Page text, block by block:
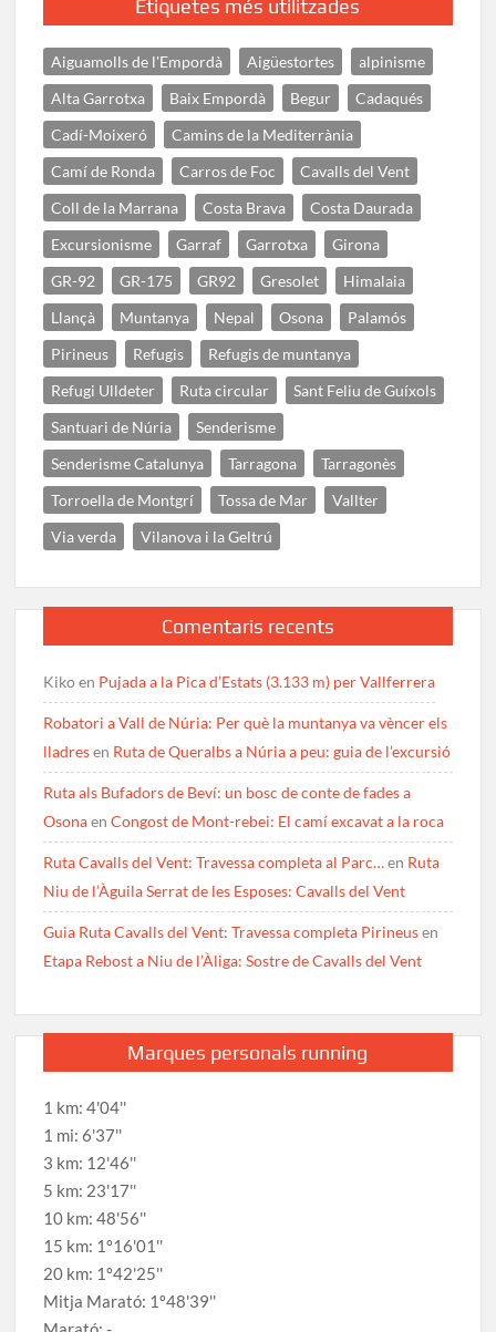
Etiquetes més utilitzades
Aiguamolls de l'Empordà Aigüestortes
alpinisme
Alta Garrotxa
Baix Empordà Begur
Cadaqués
Cadí-Moixeró
Camins de la Mediterrània
Camí de Ronda
Carros de Foc
Cavalls del Vent
Coll de la Marrana
Costa Brava
Costa Daurada
Excursionisme
Garraf Garrotxa
Girona
GR-92
GR-175 GR92 Gresolet
Himalaia
Llançà
Muntanya Nepal Osona
Palamós
Pirineus
Refugis
Refugis de muntanya
Refugi Ulldeter
Ruta circular
Sant Feliu de Guíxols
Santuari de Núria
Senderisme
Senderisme Catalunya
Tarragona
Tarragonès
Torroella de Montgrí
Tossa de Mar
Vallter
Via verda
Vilanova i la Geltrú
Comentaris recents
Kikoen Pujada a la Pica d’Estats (3.133 m) per Vallferrera
Robatori a Vall de Núria: Per què la muntanya va vèncer els
lladresen Ruta de Queralbs a Núria a peu: guia de l’excursió
Ruta als Bufadors de Beví: un bosc de conte de fades a
OsonaenCongost de Mont-rebei: El camí excavat a la roca
Ruta Cavalls del Vent: Travessa completa al Parc…en Ruta
Niu de l’Àguila Serrat de les Esposes: Cavalls del Vent
Guia Ruta Cavalls del Vent: Travessa completa Pirineusen
Etapa Rebost a Niu de l’Àliga: Sostre de Cavalls del Vent
Marques personals running
1 km: 4'04''
1 mi: 6'37''
3 km: 12'46''
5 km: 23'17''
10 km: 48'56''
15 km: 1º16'01''
20 km: 1º42'25''
Mitja Marató: 1º48'39''